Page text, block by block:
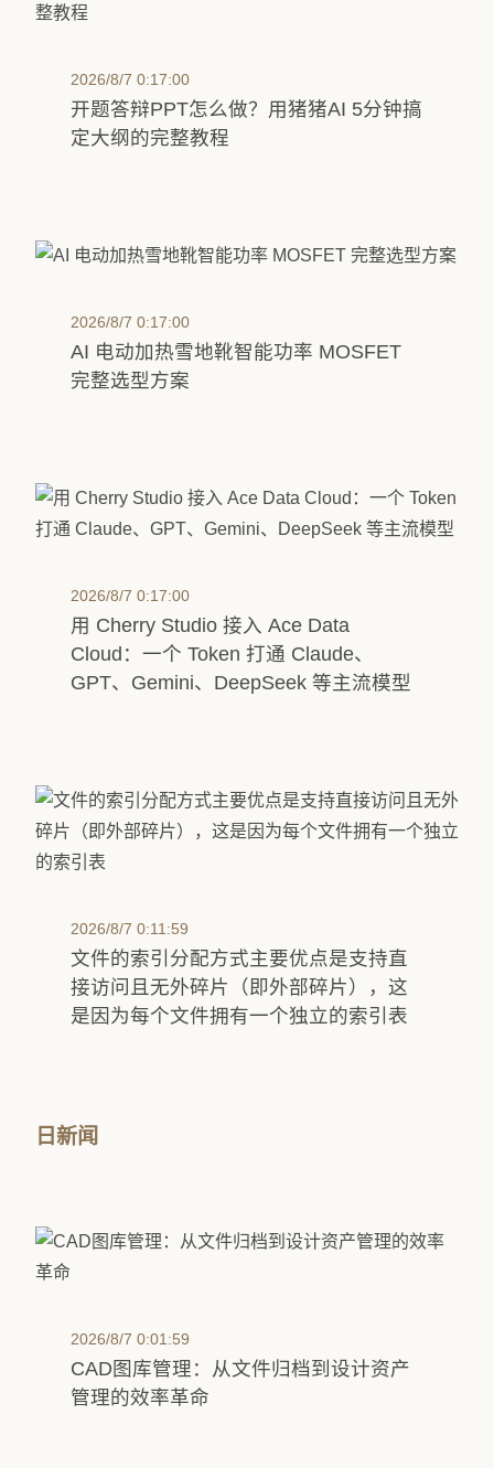
2026/8/7 0:17:00
开题答辩PPT怎么做？用猪猪AI 5分钟搞
定大纲的完整教程
2026/8/7 0:17:00
AI 电动加热雪地靴智能功率 MOSFET
完整选型方案
2026/8/7 0:17:00
用 Cherry Studio 接入 Ace Data
Cloud：一个 Token 打通 Claude、
GPT、Gemini、DeepSeek 等主流模型
2026/8/7 0:11:59
文件的索引分配方式主要优点是支持直
接访问且无外碎片（即外部碎片），这
是因为每个文件拥有一个独立的索引表
日新闻
2026/8/7 0:01:59
CAD图库管理：从文件归档到设计资产
管理的效率革命